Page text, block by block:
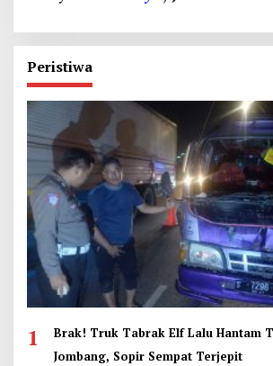
Peristiwa
1
Brak! Truk Tabrak Elf Lalu Hantam
Jombang, Sopir Sempat Terjepit